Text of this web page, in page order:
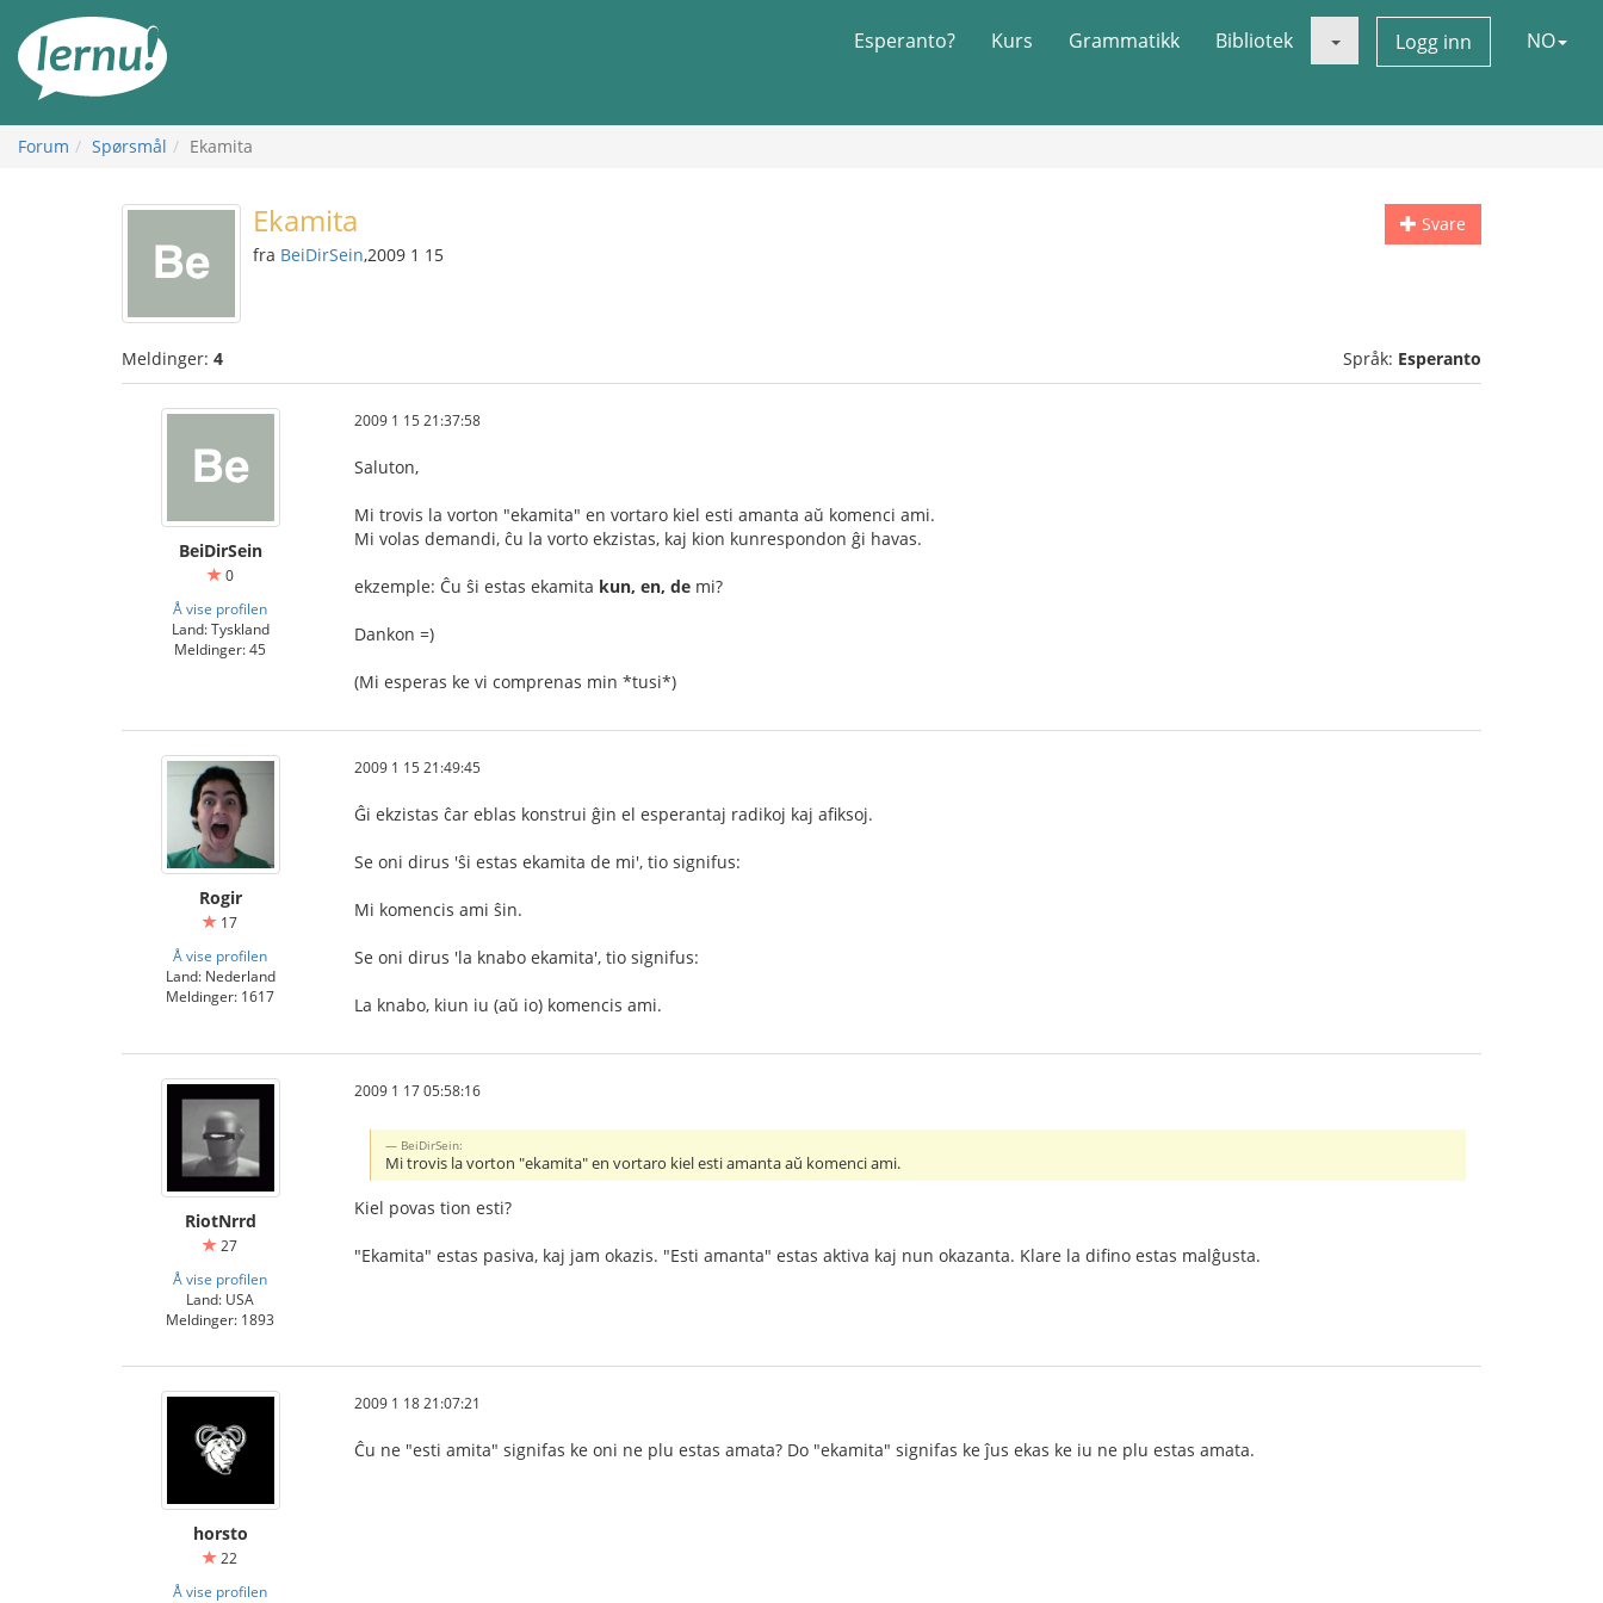
innholdet
Esperanto? Kurs Grammatikk Bibliotek Logg inn NO
Forum Spørsmål Ekamita
Svare
Ekamita
fra BeiDirSein,2009 1 15
Meldinger: 4 Språk: Esperanto
BeiDirSein
0
Å vise profilen
Land: Tyskland
Meldinger: 45
2009 1 15 21:37:58
Saluton,
Mi trovis la vorton "ekamita" en vortaro kiel esti amanta aŭ komenci ami.
Mi volas demandi, ĉu la vorto ekzistas, kaj kion kunrespondon ĝi havas.
ekzemple: Ĉu ŝi estas ekamita kun, en, de mi?
Dankon =)
(Mi esperas ke vi comprenas min *tusi*)
Rogir
17
Å vise profilen
Land: Nederland
Meldinger: 1617
2009 1 15 21:49:45
Ĝi ekzistas ĉar eblas konstrui ĝin el esperantaj radikoj kaj afiksoj.
Se oni dirus 'ŝi estas ekamita de mi', tio signifus:
Mi komencis ami ŝin.
Se oni dirus 'la knabo ekamita', tio signifus:
La knabo, kiun iu (aŭ io) komencis ami.
RiotNrrd
27
Å vise profilen
Land: USA
Meldinger: 1893
2009 1 17 05:58:16
BeiDirSein:
Mi trovis la vorton "ekamita" en vortaro kiel esti amanta aŭ komenci ami.
Kiel povas tion esti?
"Ekamita" estas pasiva, kaj jam okazis. "Esti amanta" estas aktiva kaj nun okazanta. Klare la difino estas malĝusta.
horsto
22
Å vise profilen
2009 1 18 21:07:21
Ĉu ne "esti amita" signifas ke oni ne plu estas amata? Do "ekamita" signifas ke ĵus ekas ke iu ne plu estas amata.